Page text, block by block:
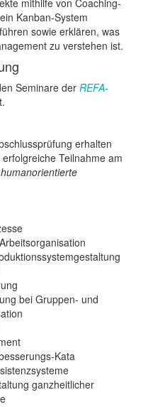
mithilfe von Coaching-
Kanban-System
sowie erklären, was
zu verstehen ist.
Seminare der REFA-
erhalten
Teilnahme am
bei Gruppen- und
Kata
ganzheitlicher